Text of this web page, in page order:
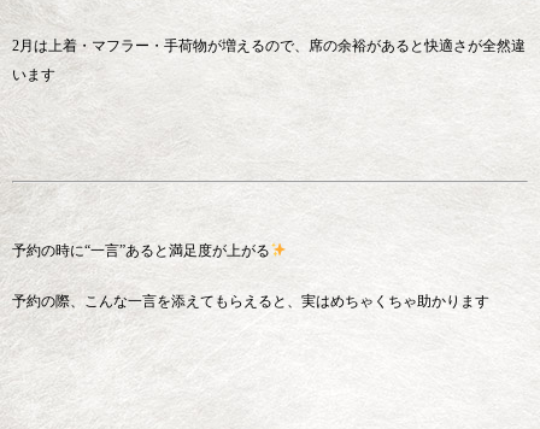
2月は上着・マフラー・手荷物が増えるので、席の余裕があると快適さが全然違
います
予約の時に“一言”あると満足度が上がる
予約の際、こんな一言を添えてもらえると、実はめちゃくちゃ助かります